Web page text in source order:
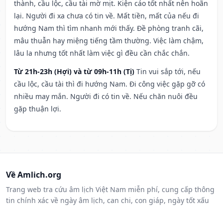
thành, cầu lộc, cầu tài mờ mịt. Kiện cáo tốt nhất nên hoãn
lại. Người đi xa chưa có tin về. Mất tiền, mất của nếu đi
hướng Nam thì tìm nhanh mới thấy. Đề phòng tranh cãi,
mâu thuẫn hay miệng tiếng tầm thường. Việc làm chậm,
lâu la nhưng tốt nhất làm việc gì đều cần chắc chắn.
Từ 21h-23h (Hợi) và từ 09h-11h (Tị) Tin vui sắp tới, nếu
cầu lộc, cầu tài thì đi hướng Nam. Đi công việc gặp gỡ có
nhiều may mắn. Người đi có tin về. Nếu chăn nuôi đều
gặp thuận lợi.
Về Amlich.org
Trang web tra cứu âm lịch Việt Nam miễn phí, cung cấp thông
tin chính xác về ngày âm lịch, can chi, con giáp, ngày tốt xấu